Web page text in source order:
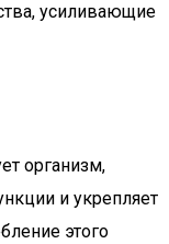
усиливающие
организм,
и укрепляет
этого